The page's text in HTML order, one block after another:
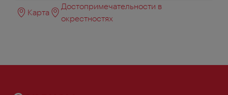
Карта
Достопримечательности в
окрестностях